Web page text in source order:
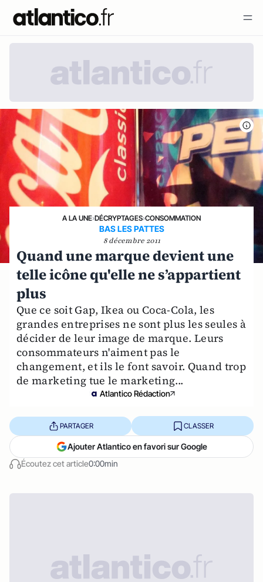
A LA UNE›DÉCRYPTAGES›CONSOMMATION
BAS LES PATTES
8 décembre 2011
Quand une marque devient une
telle icône qu'elle ne s’appartient
plus
Que ce soit Gap, Ikea ou Coca-Cola, les
grandes entreprises ne sont plus les seules à
décider de leur image de marque. Leurs
consommateurs n'aiment pas le
changement, et ils le font savoir. Quand trop
de marketing tue le marketing...
Atlantico Rédaction
Écoutez cet article0:00min
PARTAGER CLASSER
Ajouter Atlantico en favori sur Google